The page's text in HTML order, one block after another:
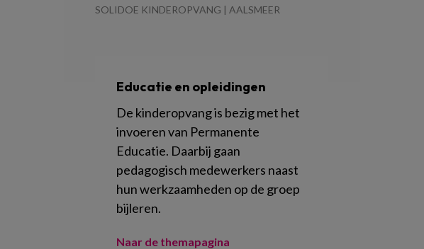
SOLIDOE KINDEROPVANG | AALSMEER
Educatie en opleidingen
De kinderopvang is bezig met het
invoeren van Permanente
Educatie. Daarbij gaan
pedagogisch medewerkers naast
hun werkzaamheden op de groep
bijleren.
Naar de themapagina